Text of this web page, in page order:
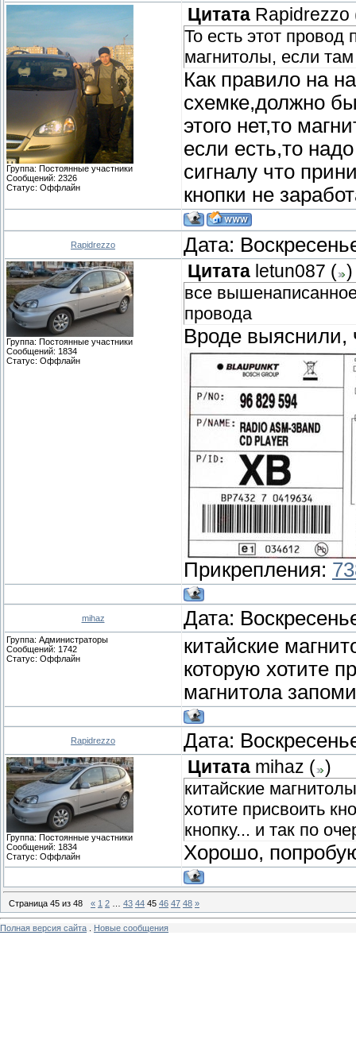
Группа: Постоянные участники
Сообщений: 2326
Статус: Оффлайн
Цитата Rapidrezzo
То есть этот
магнитолы, если там
Как правило на
схемке,должно
этого нет,то
если есть,то
сигналу что
кнопки не
Rapidrezzo Дата:
Группа: Постоянные участники
Сообщений: 1834
Статус: Оффлайн
Цитата letun087 ( )
все
провода
Вроде выяснили,
Прикрепления:
mihaz Дата:
Группа: Администраторы
Сообщений: 1742
Статус: Оффлайн
китайские
которую хотите
магнитола
Rapidrezzo Дата:
Группа: Постоянные участники
Сообщений: 1834
Статус: Оффлайн
Цитата mihaz ( )
китайские
хотите присвоить
кнопку... и так по
Хорошо,
Страница 45 из 48 « 1 2 43 44 45 46 47 48 »
Полная версия сайта Новые сообщения